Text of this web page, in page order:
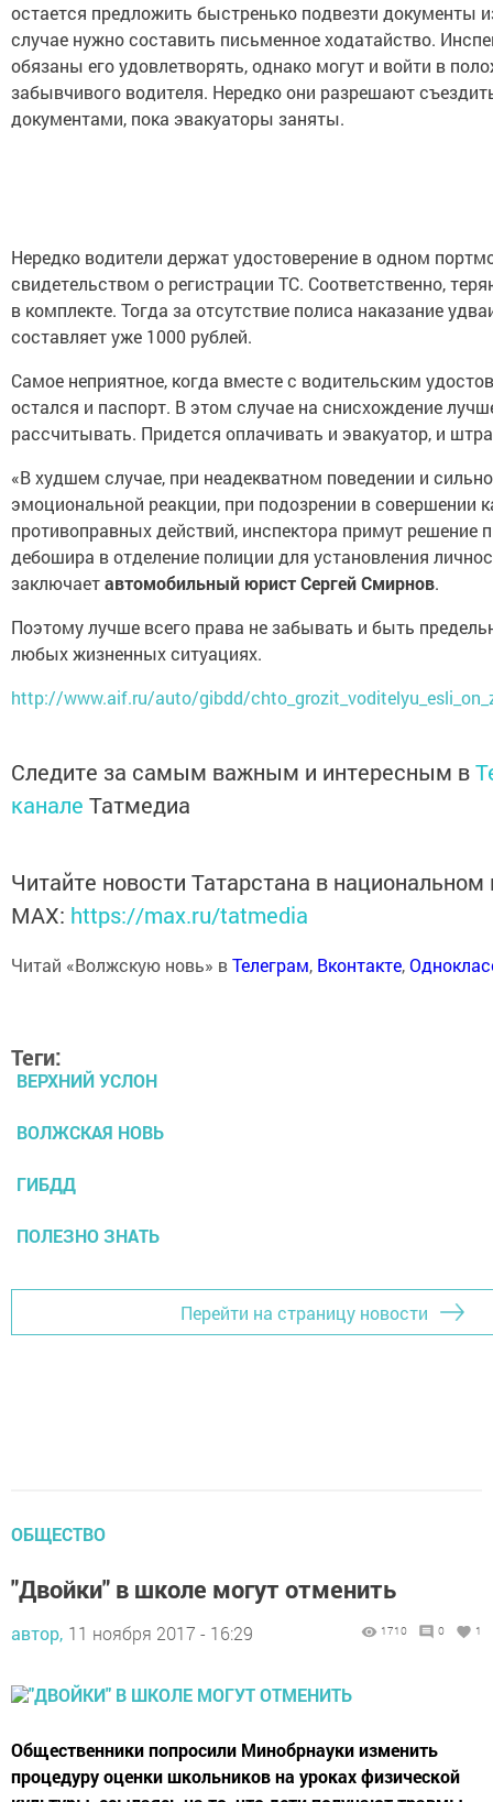
остается предложить быстренько подвезти документы
случае нужно составить письменное ходатайство.
обязаны его удовлетворять, однако могут и войти в
забывчивого водителя. Нередко они разрешают
документами, пока эвакуаторы заняты.
Нередко водители держат удостоверение в одном
свидетельством о регистрации ТС. Соответственно,
в комплекте. Тогда за отсутствие полиса наказание
составляет уже 1000 рублей.
Самое неприятное, когда вместе с водительским
остался и паспорт. В этом случае на снисхождение
рассчитывать. Придется оплачивать и эвакуатор, и
«В худшем случае, при неадекватном поведении и
эмоциональной реакции, при подозрении в совершении
противоправных действий, инспектора примут решение
дебошира в отделение полиции для установления
заключаетавтомобильный юрист Сергей Смирнов.
Поэтому лучше всего права не забывать и быть
любых жизненных ситуациях.
http://www.aif.ru/auto/gibdd/
Следите за самым важным и интересным в
канале Татмедиа
Читайте новости Татарстана в
MАХ: https://max.ru/tatmedia
Читай «Волжскую новь» вТелеграм, Вконтакте,
Теги:
ВЕРХНИЙ УСЛОН
ВОЛЖСКАЯ НОВЬ
ГИБДД
ПОЛЕЗНО ЗНАТЬ
Перейти на страницу новости
ОБЩЕСТВО
"Двойки" в школе могут отменить
автор, 11 ноября 2017 - 16:29 1710 0 1
Общественники попросили Минобрнауки изменить
процедуру оценки школьников на уроках физической